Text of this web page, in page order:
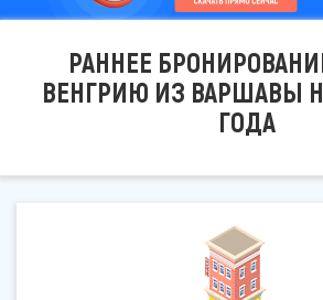
РАННЕЕ
ВЕНГРИЮ ИЗ ВАРШАВЫ
ГОДА